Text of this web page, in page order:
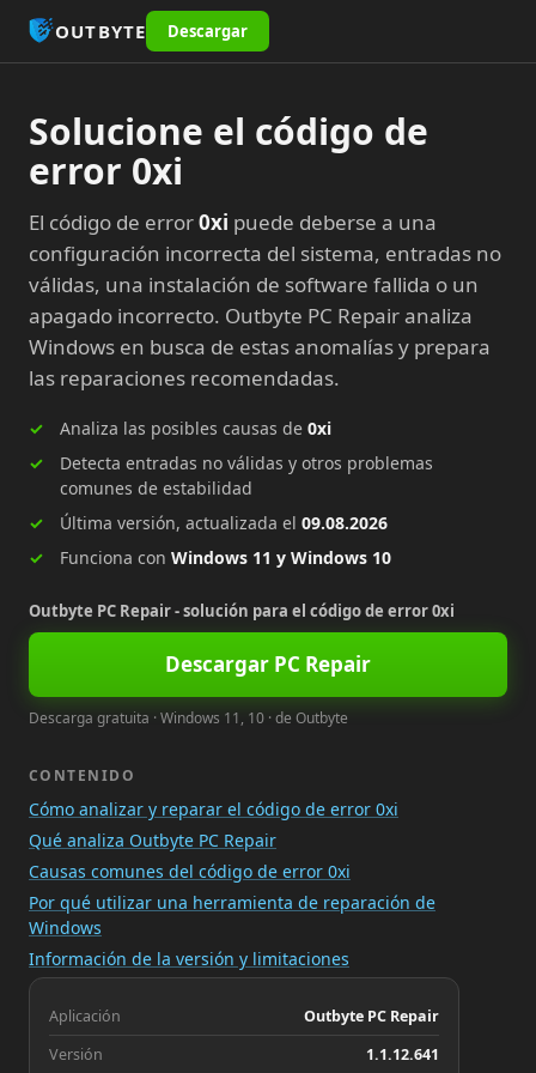
OUTBYTE Descargar
Solucione el código de
error 0xi
El código de error0xi puede deberse a una
configuración incorrecta del sistema, entradas no
válidas, una instalación de software fallida o un
apagado incorrecto. Outbyte PC Repair analiza
Windows en busca de estas anomalías y prepara
las reparaciones recomendadas.
Analiza las posibles causas de 0xi
Detecta entradas no válidas y otros problemas
comunes de estabilidad
Última versión, actualizada el 09.08.2026
Funciona con Windows 11 y Windows 10
Outbyte PC Repair - solución para el código de error 0xi
Descargar PC Repair
Descarga gratuita · Windows 11, 10 · de Outbyte
CONTENIDO
Cómo analizar y reparar el código de error 0xi
Qué analiza Outbyte PC Repair
Causas comunes del código de error 0xi
Por qué utilizar una herramienta de reparación de
Windows
Información de la versión y limitaciones
Aplicación
Outbyte PC Repair
Versión
1.1.12.641